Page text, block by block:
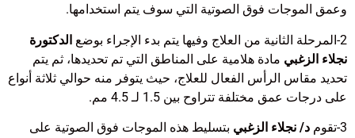
وعمق الموجات فوق الصوتية التي سوف يتم استخدامها.
2-المرحلة الثانية من العلاج وفيها يتم بدء الإجراء بوضع
الدكتورة
نجلاء الزغبي مادة هلامية على المناطق التي تم تحديدها، ثم يتم
تحديد مقاس الرأس الفعال للعلاج، حيث يتوفر منه حوالي ثلاثة أنواع
على درجات عمق مختلفة تتراوح بين 1.5 لـ 4.5 مم.
3-تقوم د/ نجلاء الزغبي بتسليط هذه الموجات فوق الصوتية على